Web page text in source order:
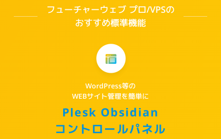
フューチャーウェブ プロ/VPSの
おすすめ標準機能
WordPress等の
WEBサイト管理を簡単に
Plesk Obsidian
コントロールパネル